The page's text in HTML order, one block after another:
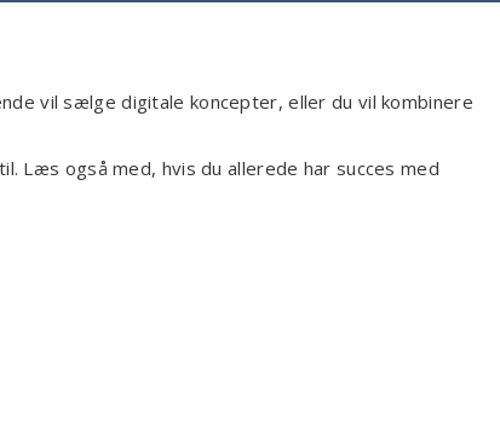
vil sælge digitale koncepter, eller du vil kombinere
Læs også med, hvis du allerede har succes med